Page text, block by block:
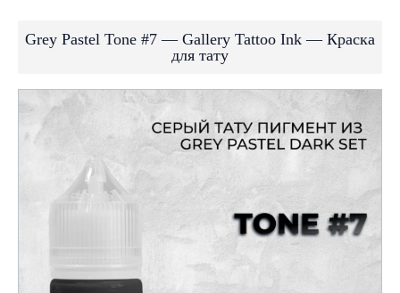
Grey Pastel Tone #7 — Gallery Tattoo Ink — Краска
для тату